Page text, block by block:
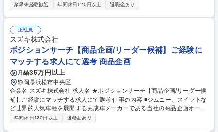
る開発、製造の支援業務です。商品開発から製造現場まで広くかかわり、
の開発と業務適用 自動車の商品開発から生産準備までの業務改革を推進す
るポジションです。3D CADデータやVR技術を活用し、開発効率向上や品
質向上に取り組んでいただきます。 募集職種 【DX推進/VR技術開発】CG
を活かした商品開発プロセス改善/VR技術の業務適用
業界未経験歓迎 年間休日120日以上 退職金あり
正社員
スズキ株式会社
ポジションサーチ【商品企画/リーダー候補】ご経験に
マッチする求人にて選考 商品企画
月給35万円以上
静岡県浜松市中央区
企業名 スズキ株式会社 求人名 ★ポジションサーチ【商品企画/リーダー候
補】ご経験にマッチする求人にて選考 仕事の内容 ■ジムニー、スイフトな
ど世界的人気車種を展開する完成車メーカーである当社の商品企画オープ
ン求人です。どの求人に応募するか迷われた際はこちらにご応募くださ
年間休日120日以上 退職金あり